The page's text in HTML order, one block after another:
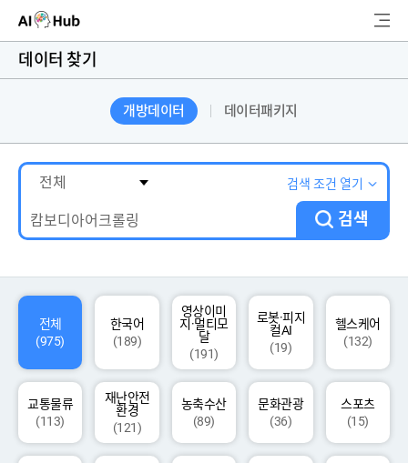
AI-Hub
AI 데이터찾기
AI 허브소개
AI 개발지원
고객지원
색
데이터 찾기
개방데이터 데이터패키지
검색 조건 열기
검색
전체
(975)
한국어
(189)
영상이미
지·멀티모
달
(191)
로봇·피지
컬AI
(19)
헬스케어
(132)
교통물류
(113)
재난안전
환경
(121)
농축수산
(89)
문화관광
(36)
스포츠
(15)